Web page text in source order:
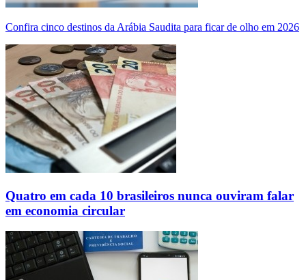
Confira cinco destinos da Arábia Saudita para ficar de olho em 2026
Quatro em cada 10 brasileiros nunca ouviram falar
em economia circular